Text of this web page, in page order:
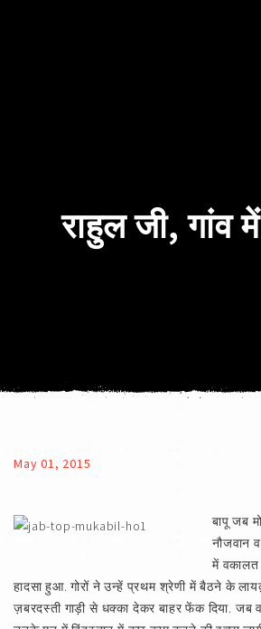
राहुल जी, गांव
May 01, 2015
बापू जब
नौजवान
में
हादसा हुआ. गोरों ने उन्हें प्रथम श्रेणी में बैठने के
ज़बरदस्ती गाड़ी से धक्का देकर बाहर फेंक दिया. जब